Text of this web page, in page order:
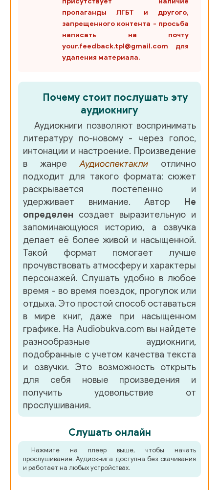
И_Гончаров_-_Обрыв_15
И_Гончаров_-_Обрыв_16
И_Гончаров_-_Обрыв_17
Kohelio-Zair-02
Kohelio-Zair-03
Kohelio-Zair-04
Kohelio-Zair-05
Kohelio-Zair-06
Kohelio-Zair-07
Kohelio-Zair-08
Kohelio-Zair-09
Kohelio-Zair-10
Kohelio-Zair-11-damaged
Kohelio-Zair-12
Kohelio-Zair-13
Kohelio-Zair-14
Kohelio-Zair-15
Kohelio-Zair-16
Kohelio-Zair-17
Kohelio-Zair-18
Kohelio-Zair-20
Федор Достоевский - Бесыdosto_besy01
пропаганды ЛГБТ и другого,
запрещенного контента - просьба
написать на почту
your.feedback.tpl@gmail.com для
удаления материала.
Почему стоит послушать эту
аудиокнигу
Аудиокниги позволяют воспринимать
литературу по-новому - через голос,
интонации и настроение. Произведение
в жанреАудиоспектакли отлично
подходит для такого формата: сюжет
раскрывается постепенно и
удерживает внимание. Автор
Не
определен создает выразительную и
запоминающуюся историю, а озвучка
делает её более живой и насыщенной.
Такой формат помогает лучше
прочувствовать атмосферу и характеры
персонажей. Слушать удобно в любое
время - во время поездок, прогулок или
отдыха. Это простой способ оставаться
в мире книг, даже при насыщенном
графике. На Audiobukva.com вы найдете
разнообразные аудиокниги,
подобранные с учетом качества текста
и озвучки. Это возможность открыть
для себя новые произведения и
получить удовольствие от
прослушивания.
Слушать онлайн
Нажмите на плеер выше, чтобы начать
прослушивание. Аудиокнига доступна без скачивания
и работает на любых устройствах.